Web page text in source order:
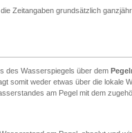
Zeitangaben grundsätzlich
des Wasserspiegels über dem
somit weder etwas über die lokale
am Pegel mit dem